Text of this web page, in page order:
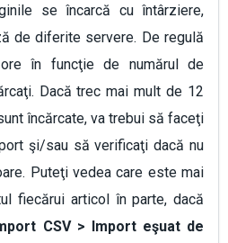
se încarcă cu întârziere,
de diferite servere. De regulă
în funcţie de numărul de
Dacă trec mai mult de 12
încărcate, va trebui să faceţi
şi/sau să verificaţi dacă nu
Puteţi vedea care este mai
fiecărui articol în parte, dacă
CSV > Import eşuat de